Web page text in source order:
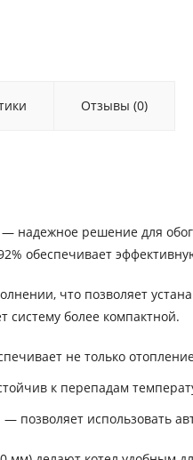
Отзывы (0)
— надежное решение для
обеспечивает
что позволяет
более компактной.
не только
к перепадам
— позволяет использовать